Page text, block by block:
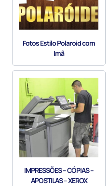
Fotos Estilo Polaroid com
Imã
IMPRESSÕES – CÓPIAS –
APOSTILAS – XEROX